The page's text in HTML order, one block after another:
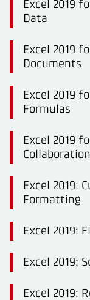
Excel 2019
Data
Excel 2019
Documents
Excel 2019
Formulas
Excel 2019
Excel 2019:
Formatting
Excel 2019:
Excel 2019:
Excel 2019: